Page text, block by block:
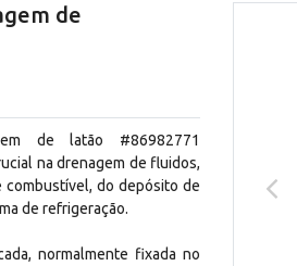
de
de latão #86982771
na drenagem de fluidos,
combustível, do depósito de
de refrigeração.
normalmente fixada no